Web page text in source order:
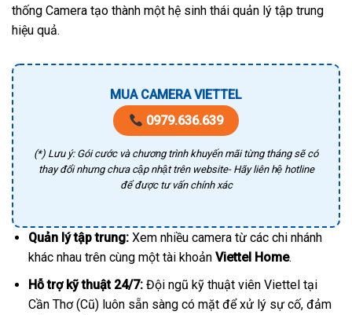
thống Camera tạo thành một hệ sinh thái quản lý tập trung
hiệu quả.
MUA CAMERA VIETTEL
0979.636.639
(*) Lưu ý: Gói cước và chương trình khuyến mãi từng tháng sẽ có
thay đổi nhưng chưa cập nhật trên website- Hãy liên hệ hotline
để được tư vấn chính xác
Quản lý tập trung:Xem nhiều camera từ các chi nhánh
khác nhau trên cùng một tài khoản Viettel Home.
Hỗ trợ kỹ thuật 24/7:Đội ngũ kỹ thuật viên Viettel tại
Cần Thơ (Cũ) luôn sẵn sàng có mặt để xử lý sự cố, đảm